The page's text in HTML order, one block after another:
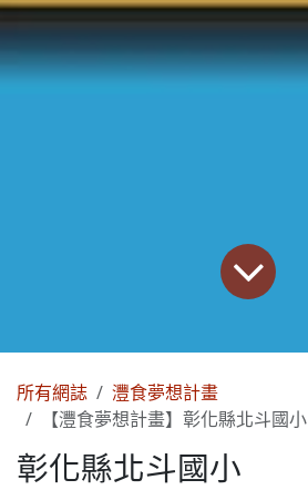
所有網誌
灃食夢想計畫
【灃食夢想計畫】彰化縣北斗國小
彰化縣北斗國小